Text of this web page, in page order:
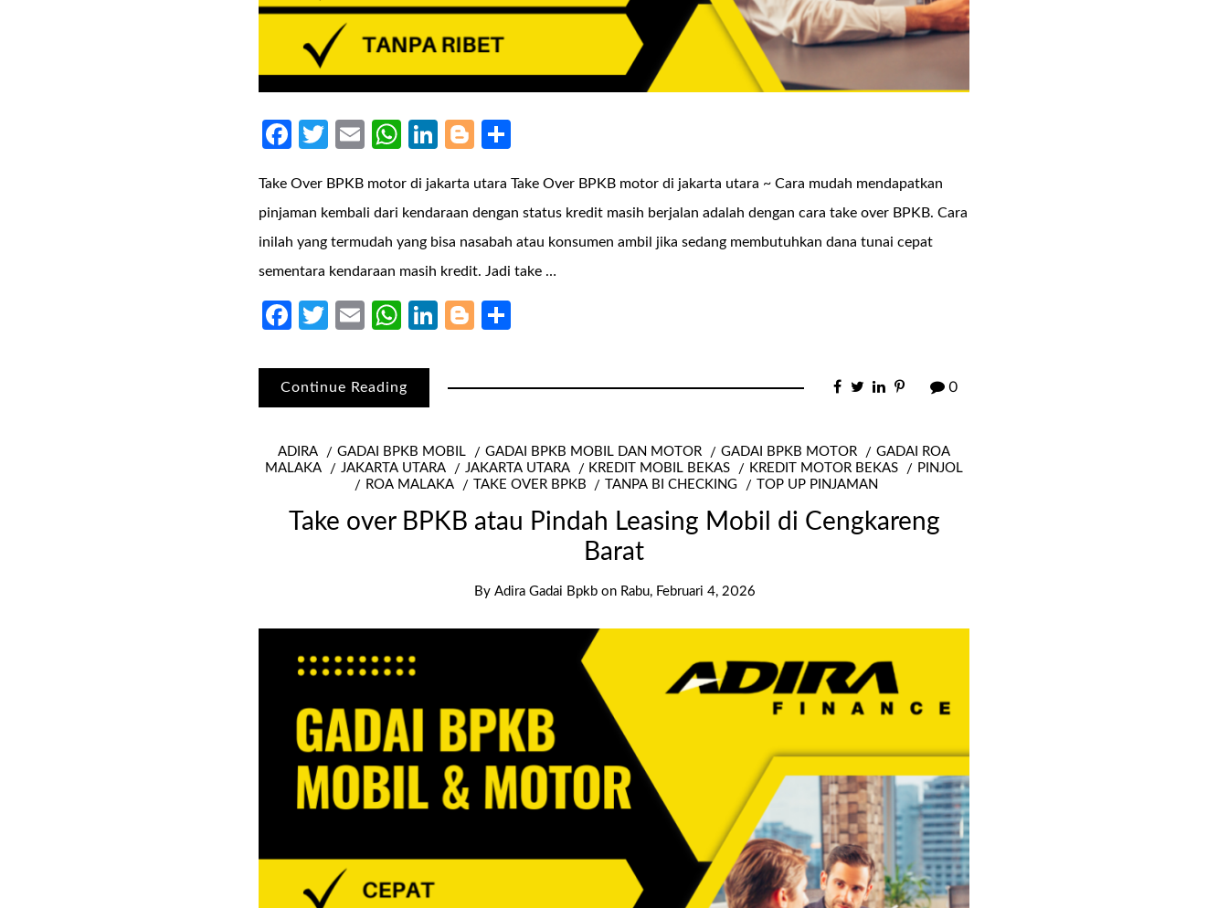
Facebook
Twitter
EmailWhatsApp
LinkedIn
Blogger
Take Over BPKB motor di jakarta utara Take Over BPKB motor di jakarta utara ~ Cara mudah mendapatkan
pinjaman kembali dari kendaraan dengan status kredit masih berjalan adalah dengan cara take over BPKB. Cara
inilah yang termudah yang bisa nasabah atau konsumen ambil jika sedang membutuhkan dana tunai cepat
sementara kendaraan masih kredit. Jadi take …
Facebook
Twitter
EmailWhatsApp
LinkedIn
Blogger
Continue Reading 0
ADIRA GADAI BPKB MOBIL GADAI BPKB MOBIL DAN MOTOR GADAI BPKB MOTOR
GADAI ROA
MALAKA
JAKARTA UTARA JAKARTA UTARA KREDIT MOBIL BEKAS KREDIT MOTOR BEKAS
PINJOL
ROA MALAKA
TAKE OVER BPKB TANPA BI CHECKING TOP UP PINJAMAN
Take over BPKB atau Pindah Leasing Mobil di Cengkareng
Barat
By Adira Gadai Bpkb on Rabu, Februari 4, 2026